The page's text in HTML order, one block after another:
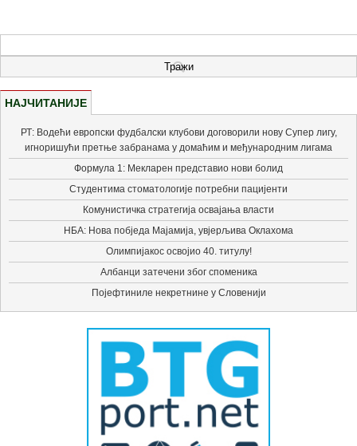
НАЈЧИТАНИЈЕ
РТ: Водећи европски фудбалски клубови договорили нову Супер лигу,
игноришући претње забранама у домаћим и међународним лигама
Формула 1: Мекларен представио нови болид
Студентима стоматологије потребни пацијенти
Комунистичка стратегија освајања власти
НБА: Нова побједа Мајамија, увјерљива Оклахома
Олимпијакос освојио 40. титулу!
Албанци затечени због споменика
Појефтиниле некретнине у Словенији